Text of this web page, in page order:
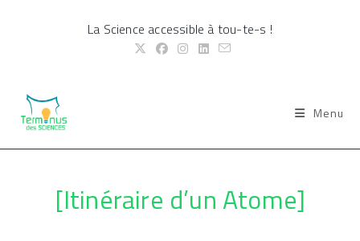
La Science accessible à tou-te-s !
Menu
[Itinéraire d’un Atome]